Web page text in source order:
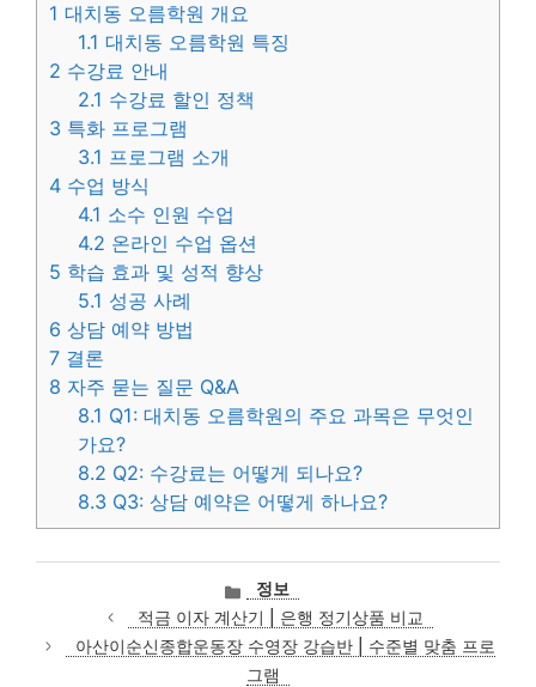
1 대치동 오름학원 개요
1.1 대치동 오름학원 특징
2 수강료 안내
2.1 수강료 할인 정책
3 특화 프로그램
3.1 프로그램 소개
4 수업 방식
4.1 소수 인원 수업
4.2 온라인 수업 옵션
5 학습 효과 및 성적 향상
5.1 성공 사례
6 상담 예약 방법
7 결론
8 자주 묻는 질문 Q&A
8.1 Q1: 대치동 오름학원의 주요 과목은 무엇인
가요?
8.2 Q2: 수강료는 어떻게 되나요?
8.3 Q3: 상담 예약은 어떻게 하나요?
카
테
고
리
정보
적금 이자 계산기 | 은행 정기상품 비교
아산이순신종합운동장 수영장 강습반 | 수준별 맞춤 프로
그램